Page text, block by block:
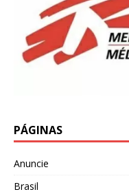
PÁGINAS
Anuncie
Brasil